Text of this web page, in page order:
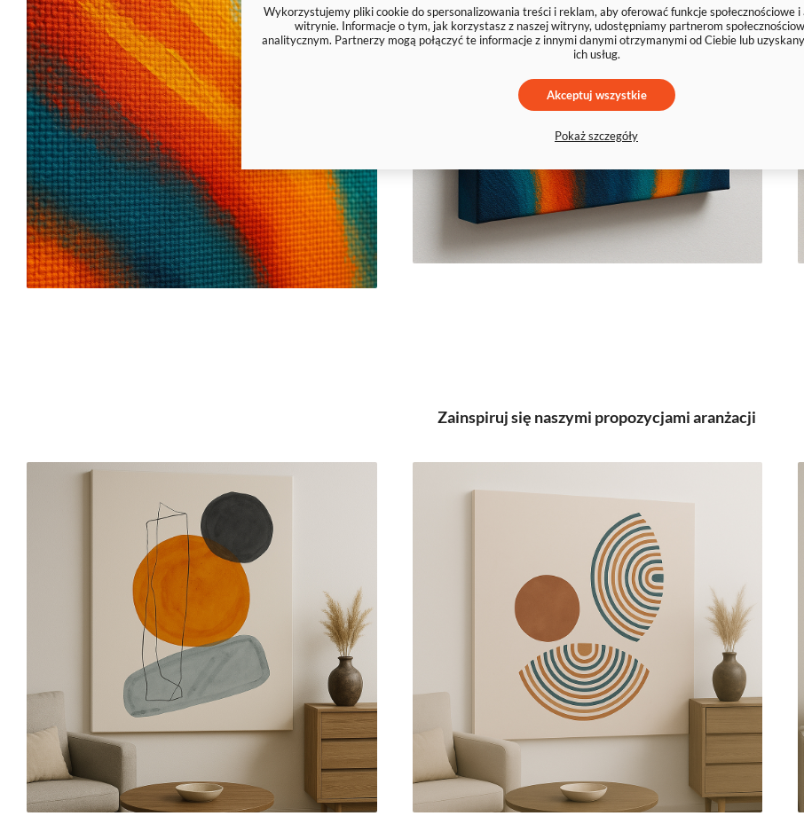
Zainspiruj się naszymi propozycjami aranżacji
Wykorzystujemy pliki cookie do spersonalizowania treści i reklam, aby oferować funkcje społecznościowe i
witrynie. Informacje o tym, jak korzystasz z naszej witryny, udostępniamy partnerom
analitycznym. Partnerzy mogą połączyć te informacje z innymi danymi otrzymanymi od Ciebie lub
ich usług.
Akceptuj wszystkie
Pokaż szczegóły